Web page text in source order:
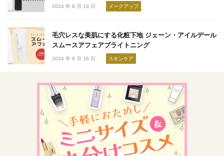
2024 年 8 月 19 日 メークアップ
毛穴レスな美肌にする化粧下地 ジェーン・アイルデール
スムースアフェアブライトニング
2024 年 6 月 16 日 スキンケア